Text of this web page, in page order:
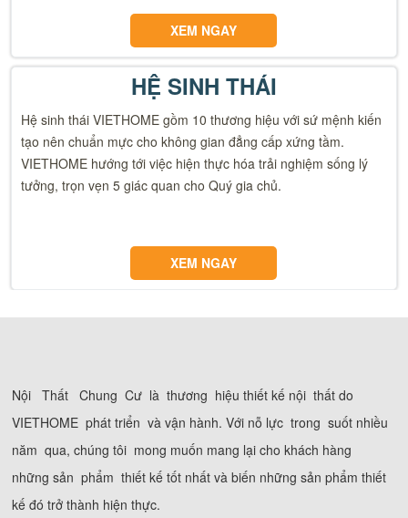
XEM NGAY
HỆ SINH THÁI
Hệ sinh thái VIETHOME gồm 10 thương hiệu với sứ mệnh kiến
tạo nên chuẩn mực cho không gian đẳng cấp xứng tầm.
VIETHOME hướng tới việc hiện thực hóa trải nghiệm sống lý
tưởng, trọn vẹn 5 giác quan cho Quý gia chủ.
XEM NGAY
Nội Thất Chung Cư là thương hiệu thiết kế nội thất do
VIETHOME phát triển và vận hành. Với nỗ lực trong suốt nhiều
năm qua, chúng tôi mong muốn mang lại cho khách hàng
những sản phẩm thiết kế tốt nhất và biến những sản phẩm thiết
kế đó trở thành hiện thực.